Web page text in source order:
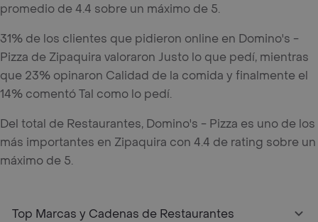
promedio de 4.4 sobre un máximo de 5.
31% de los clientes que pidieron online en Domino's -
Pizza de Zipaquira valoraron Justo lo que pedí, mientras
que 23% opinaron Calidad de la comida y finalmente el
14% comentó Tal como lo pedí.
Del total de Restaurantes, Domino's - Pizza es uno de los
más importantes en Zipaquira con 4.4 de rating sobre un
máximo de 5.
Top Marcas y Cadenas de Restaurantes